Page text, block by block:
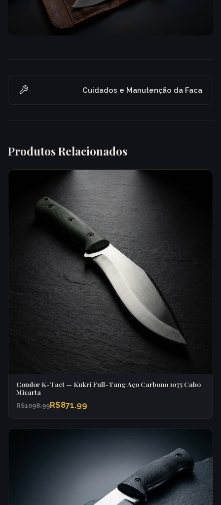
Cuidados e Manutenção da Faca
Produtos Relacionados
Condor K-Tact — Kukri Full-Tang Aço Carbono 1075 Cabo
Micarta
R$1098.99R$871.99